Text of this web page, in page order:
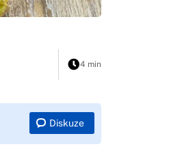
4 min
Diskuze